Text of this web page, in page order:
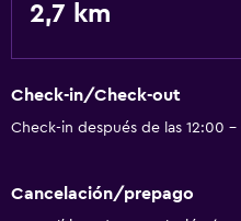
2,7 km
Check-in/Check-out
Check-in después de las 12:00
Cancelación/prepago